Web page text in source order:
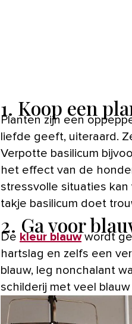
1. Koop een
Planten zijn een oppepper voor je humeur. Mits je ze een beetje
liefde geeft, uiteraard.
Verpotte basilicum
het effect van de
stressvolle situaties kan
takje basilicum doet
2. Ga voor
De kleur blauwwordt
hartslag en zelfs een
blauw, leg nonchalant
schilderij met veel blauw